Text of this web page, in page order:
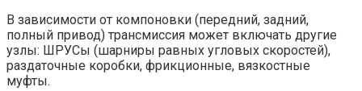
В зависимости от компоновки (передний, задний,
полный привод) трансмиссия может включать другие
узлы: ШРУСы (шарниры равных угловых скоростей),
раздаточные коробки, фрикционные, вязкостные
муфты.